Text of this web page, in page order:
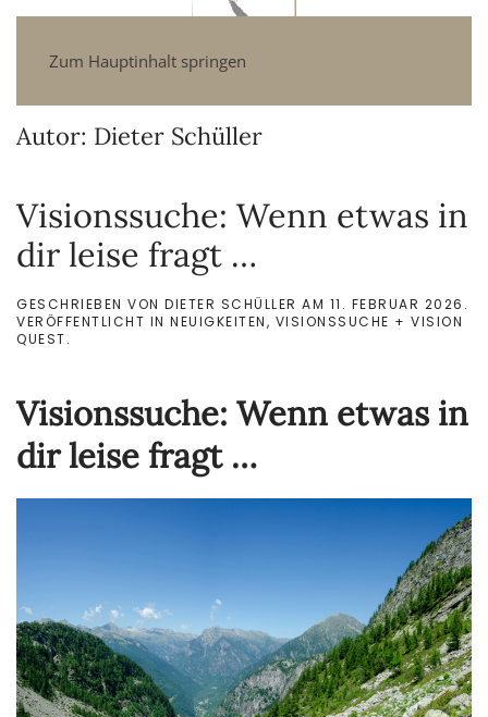
Zum Hauptinhalt springen
Autor: Dieter Schüller
Visionssuche: Wenn etwas in
dir leise fragt …
GESCHRIEBEN VON DIETER SCHÜLLER AM 11. FEBRUAR 2026 .
VERÖFFENTLICHT IN NEUIGKEITEN, VISIONSSUCHE + VISION
QUEST.
Visionssuche: Wenn etwas in
dir leise fragt …